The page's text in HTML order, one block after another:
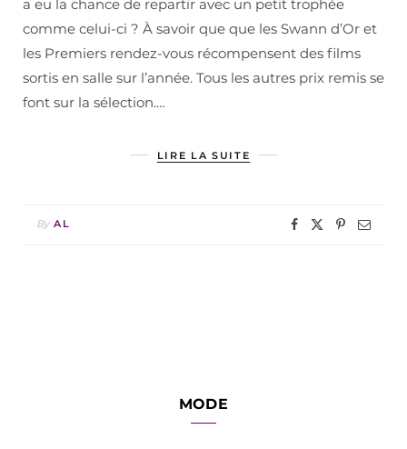
a eu la chance de repartir avec un petit trophée
comme celui-ci ? À savoir que que les Swann d’Or et
les Premiers rendez-vous récompensent des films
sortis en salle sur l’année. Tous les autres prix remis se
font sur la sélection.…
LIRE LA SUITE
By AL
MODE